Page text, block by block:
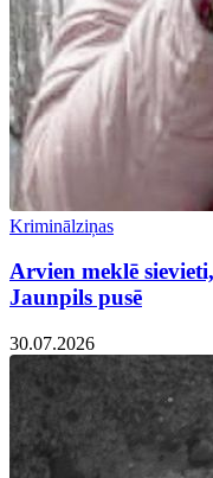
Kriminālziņas
Arvien meklē
Jaunpils pusē
30.07.2026